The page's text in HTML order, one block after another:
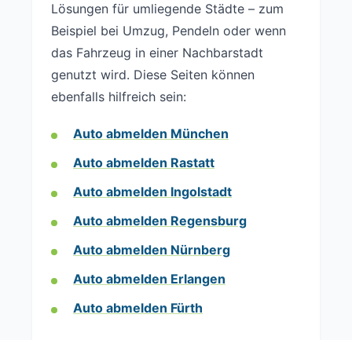
Lösungen für umliegende Städte – zum
Beispiel bei Umzug, Pendeln oder wenn
das Fahrzeug in einer Nachbarstadt
genutzt wird. Diese Seiten können
ebenfalls hilfreich sein:
Auto abmelden München
Auto abmelden Rastatt
Auto abmelden Ingolstadt
Auto abmelden Regensburg
Auto abmelden Nürnberg
Auto abmelden Erlangen
Auto abmelden Fürth